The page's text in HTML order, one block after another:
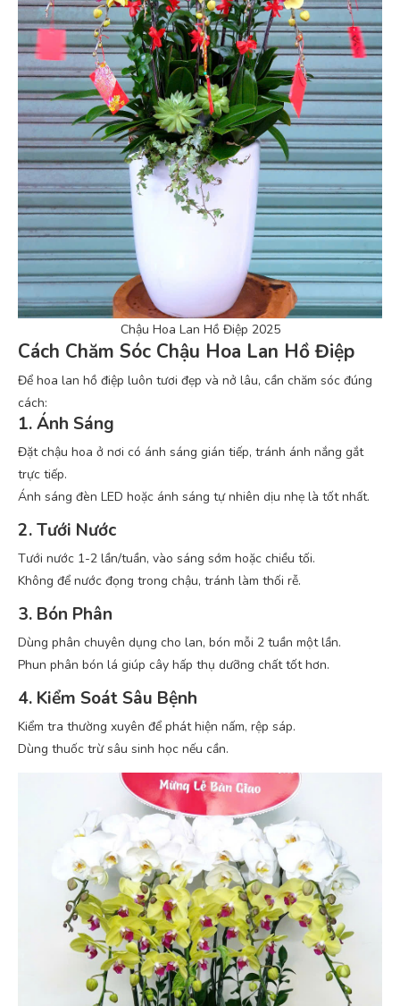
Chậu Hoa Lan Hồ Điệp 2025
Cách Chăm Sóc Chậu Hoa Lan Hồ Điệp
Để hoa lan hồ điệp luôn tươi đẹp và nở lâu, cần chăm sóc đúng
cách:
1. Ánh Sáng
Đặt chậu hoa ở nơi có ánh sáng gián tiếp, tránh ánh nắng gắt
trực tiếp.
Ánh sáng đèn LED hoặc ánh sáng tự nhiên dịu nhẹ là tốt nhất.
2. Tưới Nước
Tưới nước 1-2 lần/tuần, vào sáng sớm hoặc chiều tối.
Không để nước đọng trong chậu, tránh làm thối rễ.
3. Bón Phân
Dùng phân chuyên dụng cho lan, bón mỗi 2 tuần một lần.
Phun phân bón lá giúp cây hấp thụ dưỡng chất tốt hơn.
4. Kiểm Soát Sâu Bệnh
Kiểm tra thường xuyên để phát hiện nấm, rệp sáp.
Dùng thuốc trừ sâu sinh học nếu cần.